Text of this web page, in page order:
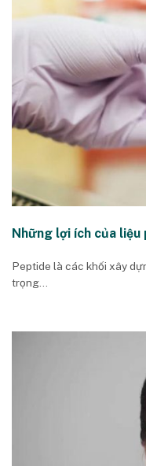
Những lợi ích của
Peptide là các khối xây
trọng...